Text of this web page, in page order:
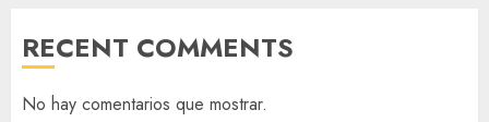
RECENT COMMENTS
No hay comentarios que mostrar.